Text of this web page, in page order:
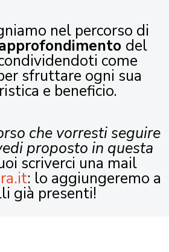
nel percorso di
del
come
sfruttare ogni sua
e beneficio.
che vorresti seguire
proposto in questa
scriverci una mail
: lo aggiungeremo a
già presenti!